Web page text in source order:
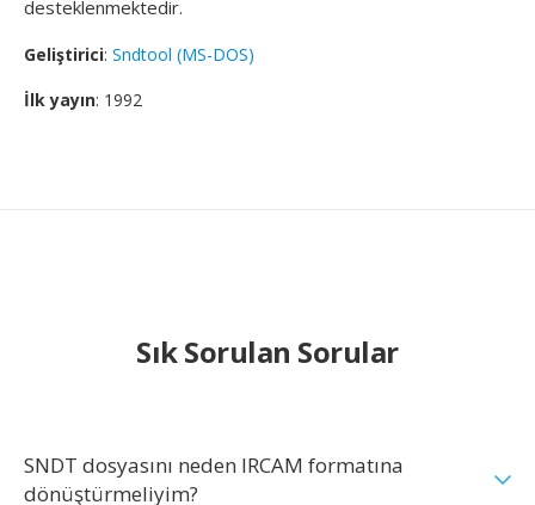
desteklenmektedir.
Geliştirici: Sndtool (MS-DOS)
İlk yayın: 1992
Sık Sorulan Sorular
SNDT dosyasını neden IRCAM formatına
dönüştürmeliyim?